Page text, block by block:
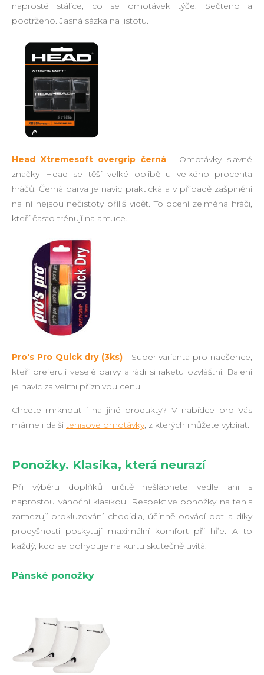
naprosté stálice, co se omotávek týče. Sečteno a
podtrženo. Jasná sázka na jistotu.
Head Xtremesoft overgrip černá - Omotávky slavné
značky Head se těší velké oblibě u velkého procenta
hráčů. Černá barva je navíc praktická a v případě zašpinění
na ní nejsou nečistoty příliš vidět. To ocení zejména hráči,
kteří často trénují na antuce.
Pro's Pro Quick dry (3ks) - Super varianta pro nadšence,
kteří preferují veselé barvy a rádi si raketu ozvláštní. Balení
je navíc za velmi příznivou cenu.
Chcete mrknout i na jiné produkty? V nabídce pro Vás
máme i dalšítenisové omotávky, z kterých můžete vybírat.
Ponožky. Klasika, která neurazí
Při výběru doplňků určitě nešlápnete vedle ani s
naprostou vánoční klasikou. Respektive ponožky na tenis
zamezují prokluzování chodidla, účinně odvádí pot a díky
prodyšnosti poskytují maximální komfort při hře. A to
každý, kdo se pohybuje na kurtu skutečně uvítá.
Pánské ponožky